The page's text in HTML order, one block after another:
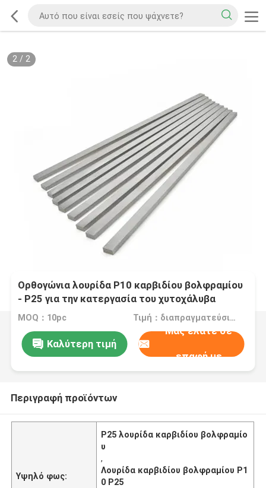
2/ 2
Ορθογώνια λουρίδα P10 καρβιδίου βολφραμίου
- P25 για την κατεργασία του χυτοχάλυβα
χάλυβα
MOQ：10pc Τιμή：διαπραγματεύσιμα
Καλύτερη τιμή
Μας ελάτε σε
επαφή με
Περιγραφή προϊόντων
Υψηλό φως:
P25 λουρίδα καρβιδίου βολφραμίο
υ
,
Λουρίδα καρβιδίου βολφραμίου P1
0 P25